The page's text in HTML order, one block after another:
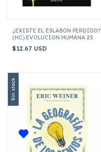
¿EXISTE EL ESLABON PERDIDO?
(HC) EVOLUCION HUMANA 25
$12.67 USD
Sin stock